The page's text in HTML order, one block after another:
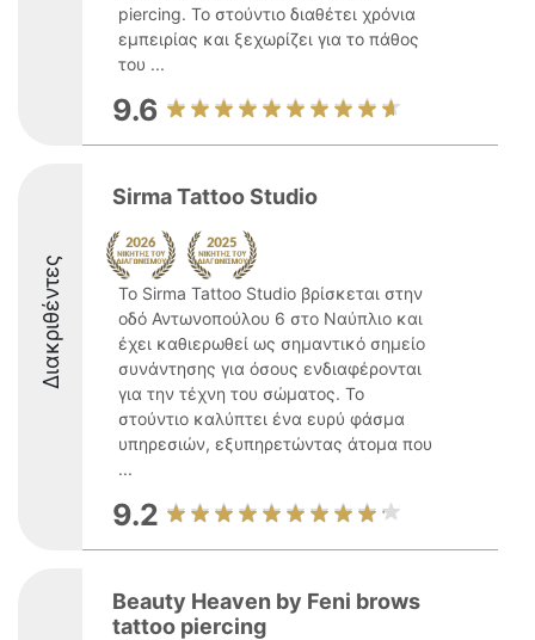
piercing. Το στούντιο διαθέτει χρόνια
εμπειρίας και ξεχωρίζει για το πάθος
του ...
9.6
Διακριθέντες
Sirma Tattoo Studio
Το Sirma Tattoo Studio βρίσκεται στην
οδό Αντωνοπούλου 6 στο Ναύπλιο και
έχει καθιερωθεί ως σημαντικό σημείο
συνάντησης για όσους ενδιαφέρονται
για την τέχνη του σώματος. Το
στούντιο καλύπτει ένα ευρύ φάσμα
υπηρεσιών, εξυπηρετώντας άτομα που
...
9.2
Beauty Heaven by Feni brows
tattoo piercing